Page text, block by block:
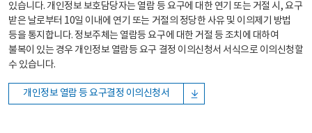
있습니다. 개인정보 보호담당자는 열람 등 요구에 대한 연기 또는 거절 시, 요구
받은 날로부터 10일 이내에 연기 또는 거절의 정당한 사유 및 이의제기 방법
등을 통지합니다. 정보주체는 열람등 요구에 대한 거절 등 조치에 대하여
불복이 있는 경우 개인정보 열람등 요구 결정 이의신청서 서식으로 이의신청할
수 있습니다.
개인정보 열람 등 요구결정 이의신청서